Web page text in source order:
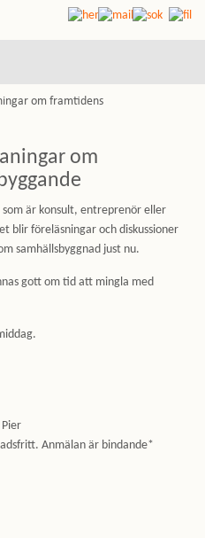
om framtidens
om
är konsult, entreprenör eller
blir föreläsningar och diskussioner
samhällsbyggnad just nu.
gott om tid att mingla med
Anmälan är bindande*